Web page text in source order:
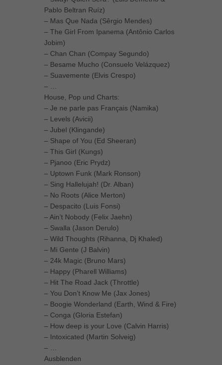
Pablo Beltran Ruíz)
– Mas Que Nada (Sêrgio Mendes)
– The Girl From Ipanema (Antônio Carlos
Jobim)
– Chan Chan (Compay Segundo)
– Besame Mucho (Consuelo Velázquez)
– Suavemente (Elvis Crespo)
– …
House, Pop und Charts:
– Je ne parle pas Français (Namika)
– Levels (Avicii)
– Jubel (Klingande)
– Shape of You (Ed Sheeran)
– This Girl (Kungs)
– Pjanoo (Eric Prydz)
– Uptown Funk (Mark Ronson)
– Sing Hallelujah! (Dr. Alban)
– No Roots (Alice Merton)
– Despacito (Luis Fonsi)
– Ain’t Nobody (Felix Jaehn)
– Swalla (Jason Derulo)
– Wild Thoughts (Rihanna, Dj Khaled)
– Mi Gente (J Balvin)
– 24k Magic (Bruno Mars)
– Happy (Pharell Williams)
– Hit The Road Jack (Throttle)
– You Don’t Know Me (Jax Jones)
– Boogie Wonderland (Earth, Wind & Fire)
– Conga (Gloria Estefan)
– How deep is your Love (Calvin Harris)
– Intoxicated (Martin Solveig)
– …
Ausblenden